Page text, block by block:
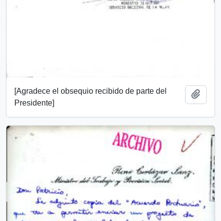
[Agradece el obsequio recibido de parte del
Presidente]